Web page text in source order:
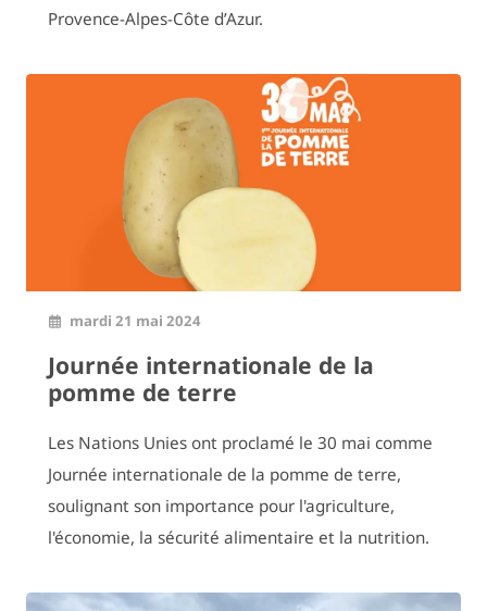
Provence-Alpes-Côte d’Azur.
mardi 21 mai 2024
Journée internationale de la
pomme de terre
Les Nations Unies ont proclamé le 30 mai comme
Journée internationale de la pomme de terre,
soulignant son importance pour l'agriculture,
l'économie, la sécurité alimentaire et la nutrition.